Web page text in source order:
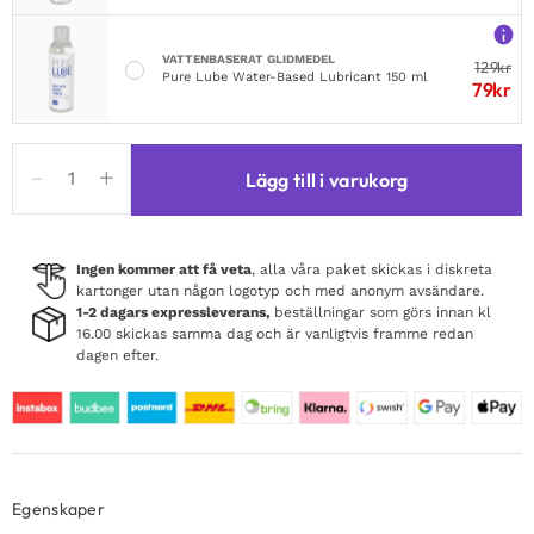
VATTENBASERAT GLIDMEDEL
Pure Lube Water-Based Lubricant 150 ml
129kr
79kr
Inflatable
Ribbed
25
cm
mängd
Lägg till i varukorg
Ingen kommer att få veta, alla våra paket skickas i diskreta
kartonger utan någon logotyp och med anonym avsändare.
1-2 dagars expressleverans, beställningar som görs innan kl
16.00 skickas samma dag och är vanligtvis framme redan
dagen efter.
Egenskaper